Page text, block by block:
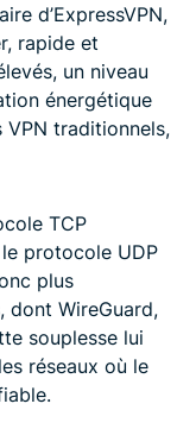
d’ExpressVPN,
rapide et
un niveau
énergétique
traditionnels,
TCP
protocole UDP
plus
dont WireGuard,
souplesse lui
réseaux où le